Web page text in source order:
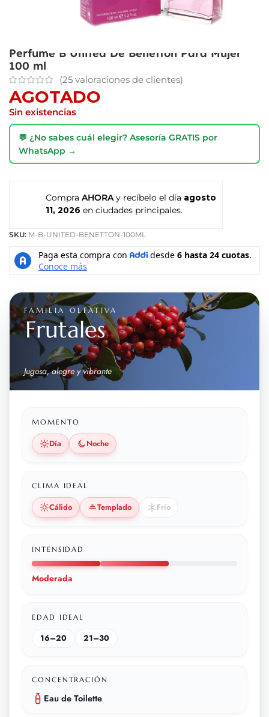
Perfume B United De Benetton Para Mujer
100 ml
(25 valoraciones de clientes)
AGOTADO
Sin existencias
💬 ¿No sabes cuál elegir? Asesoría GRATIS por
WhatsApp →
Compra AHORA y recíbelo el día agosto
11, 2026 en ciudades principales.
SKU: M-B-UNITED-BENETTON-100ML
FAMILIA OLFATIVA
Frutales
Jugosa, alegre y vibrante
MOMENTO
Día Noche
CLIMA IDEAL
Cálido Templado Frío
INTENSIDAD
Moderada
EDAD IDEAL
16–20 21–30
CONCENTRACIÓN
Eau de Toilette